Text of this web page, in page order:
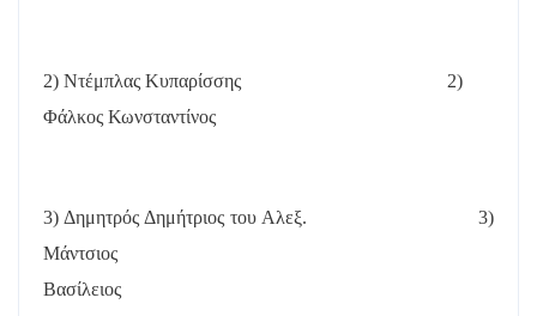
2) Ντέμπλας Κυπαρίσσης
2)
Φάλκος Κωνσταντίνος
3) Δημητρός Δημήτριος του Αλεξ.
3)
Μάντσιος
Βασίλειος